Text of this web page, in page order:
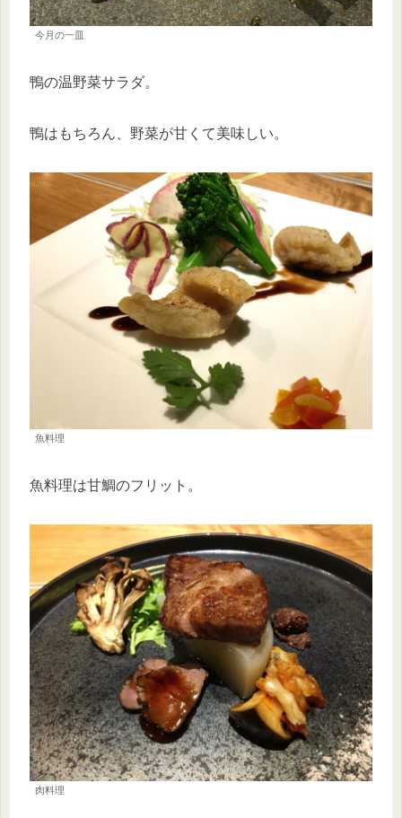
今月の一皿
鴨の温野菜サラダ。
鴨はもちろん、野菜が甘くて美味しい。
魚料理
魚料理は甘鯛のフリット。
肉料理